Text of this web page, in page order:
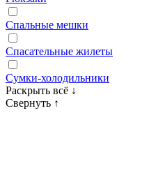
Спальные мешки
Спасательные жилеты
Сумки‑холодильники
Раскрыть всё ↓
Свернуть ↑